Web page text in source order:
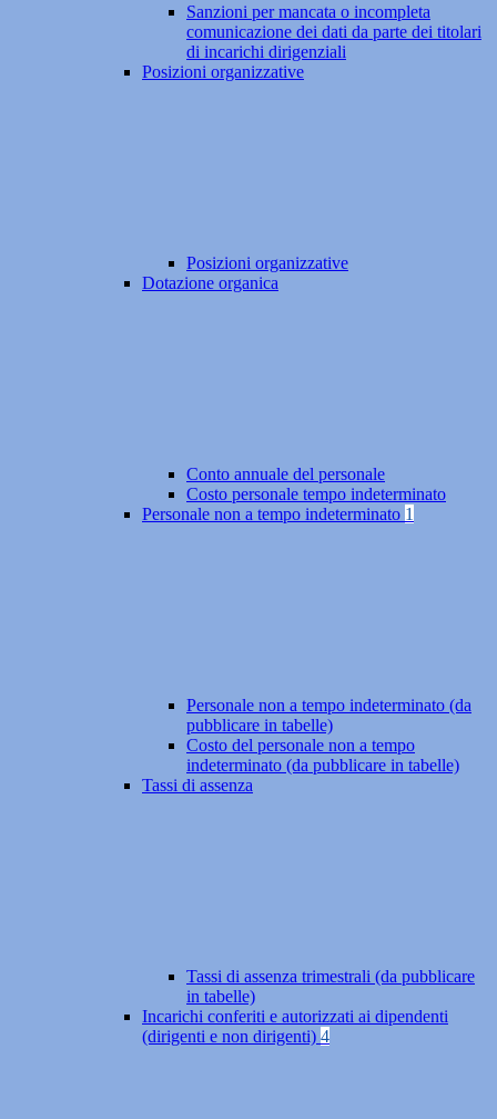
Sanzioni per mancata o incompleta
comunicazione dei dati da parte dei titolari
di incarichi dirigenziali
Posizioni organizzative
Posizioni organizzative
Dotazione organica
Conto annuale del personale
Costo personale tempo indeterminato
Personale non a tempo indeterminato 1
Personale non a tempo indeterminato (da
pubblicare in tabelle)
Costo del personale non a tempo
indeterminato (da pubblicare in tabelle)
Tassi di assenza
Tassi di assenza trimestrali (da pubblicare
in tabelle)
Incarichi conferiti e autorizzati ai dipendenti
(dirigenti e non dirigenti) 4